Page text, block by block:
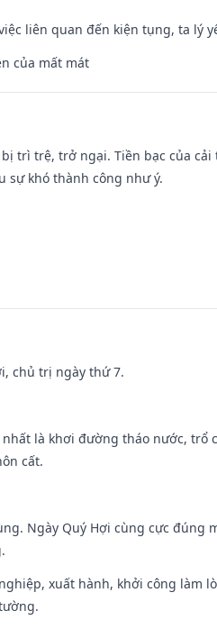
liên quan đến kiện tụng, ta lý
của mất mát
trì trệ, trở ngại. Tiền bạc của
sự khó thành công như ý.
chủ trị ngày thứ 7.
là khơi đường tháo nước, trổ
cất.
Ngày Quý Hợi cùng cực đúng
xuất hành, khởi công làm